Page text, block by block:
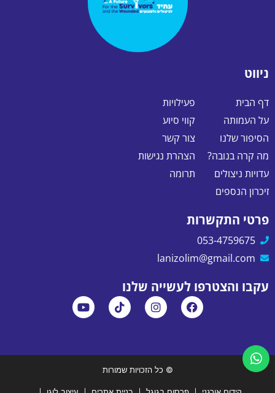
ניווט
דף הבית
על העמותה
הסיפור שלנו
מה קרה בנובה?
עדויות ניצולים
זיכרון הנספים
פעילויות
קווי סיוע
צור קשר
הצהרת נגישות
תרומה
פרטי התקשרות
053-4759675
lanizolim@gmail.com
עקבו והצטרפו לעשייה שלנו
© כל הזכויות שמורות